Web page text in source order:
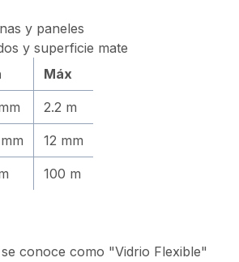
y paneles
y superficie mate
Máx
2.2 m
12 mm
100 m
conoce como "Vidrio Flexible"